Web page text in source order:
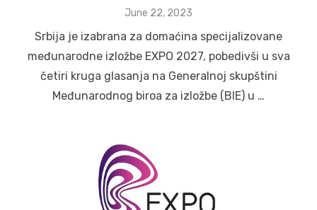
Posted
June 22, 2023
Srbija je izabrana za domaćina specijalizovane
međunarodne izložbe EXPO 2027, pobedivši u sva
četiri kruga glasanja na Generalnoj skupštini
Međunarodnog biroa za izložbe (BIE) u …